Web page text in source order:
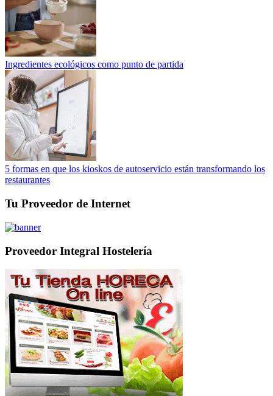
Ingredientes ecológicos como punto de partida
5 formas en que los kioskos de autoservicio están transformando los
restaurantes
Tu Proveedor de Internet
Proveedor Integral Hostelería